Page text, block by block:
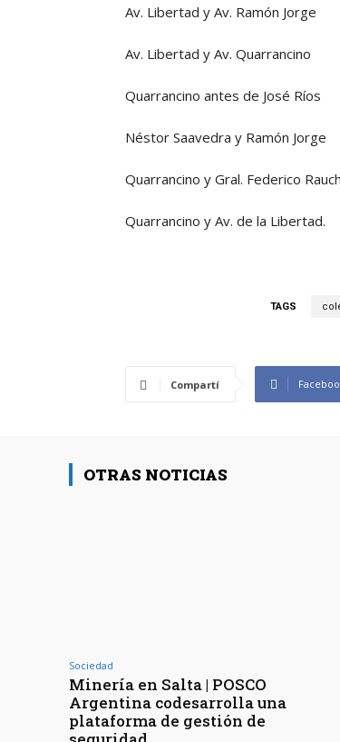
Av. Libertad y Av. Ramón Jorge
Av. Libertad y Av. Quarrancino
Quarrancino antes de José Ríos
Néstor Saavedra y Ramón Jorge
Quarrancino y Gral. Federico Rauch
Quarrancino y Av. de la Libertad.
TAGS
Compartí
OTRAS NOTICIAS
Sociedad
Minería en Salta | POSCO
Argentina codesarrolla una
plataforma de gestión de